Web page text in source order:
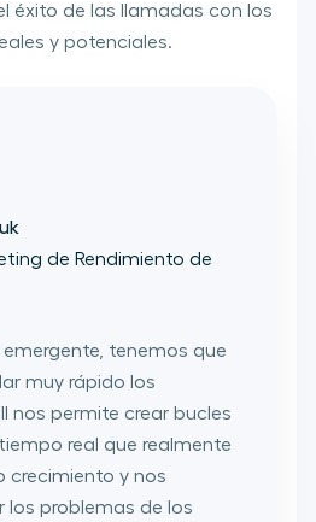
éxito de las llamadas con los
y potenciales.
de Rendimiento de
tenemos que
muy rápido los
nos permite crear bucles
real que realmente
crecimiento y nos
los problemas de los